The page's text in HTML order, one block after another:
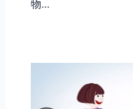
物…